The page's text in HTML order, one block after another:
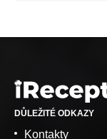
DŮLEŽITÉ ODKAZY
Kontakty